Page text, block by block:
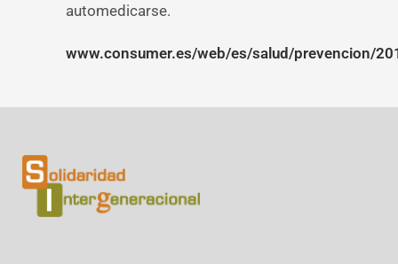
automedicarse.
www.consumer.es/web/es/salud/prevencion/